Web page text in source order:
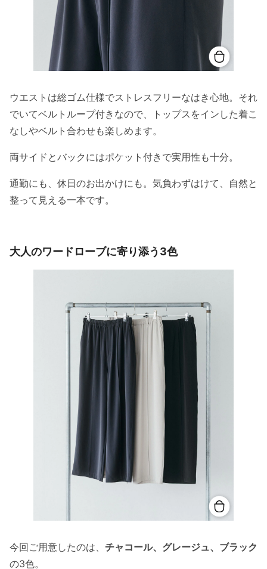
ウエストは総ゴム仕様でストレスフリーなはき心地。それ
でいてベルトループ付きなので、トップスをインした着こ
なしやベルト合わせも楽しめます。
両サイドとバックにはポケット付きで実用性も十分。
通勤にも、休日のお出かけにも。気負わずはけて、自然と
整って見える一本です。
大人のワードローブに寄り添う3色
今回ご用意したのは、 チャコール、グレージュ、ブラック
の3色。